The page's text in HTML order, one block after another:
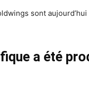
sont aujourd’hui
a été